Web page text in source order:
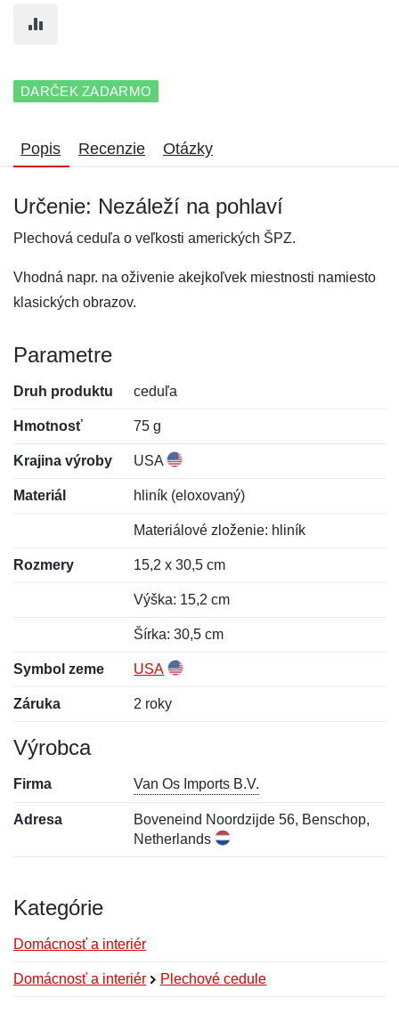
DARČEK ZADARMO
Popis Recenzie Otázky
Určenie: Nezáleží na pohlaví
Plechová ceduľa o veľkosti amerických ŠPZ.
Vhodná napr. na oživenie akejkoľvek miestnosti namiesto
klasických obrazov.
Parametre
Druh produktu ceduľa
Hmotnosť 75 g
Krajina výroby USA
Materiál hliník (eloxovaný)
Materiálové zloženie: hliník
Rozmery 15,2 x 30,5 cm
Výška: 15,2 cm
Šírka: 30,5 cm
Symbol zeme USA
Záruka 2 roky
Výrobca
Firma Van Os Imports B.V.
Adresa
Boveneind Noordzijde 56, Benschop,
Netherlands
Kategórie
Domácnosť a interiér
Domácnosť a interiér Plechové cedule